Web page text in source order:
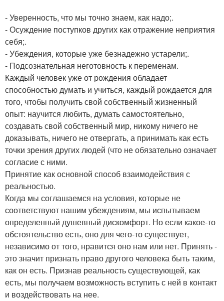
- Уверенность, что мы точно знаем, как надо;.
- Осуждение поступков других как отражение неприятия
себя;.
- Убеждения, которые уже безнадежно устарели;.
- Подсознательная неготовность к переменам.
Каждый человек уже от рождения обладает
способностью думать и учиться, каждый рождается для
того, чтобы получить свой собственный жизненный
опыт: научится любить, думать самостоятельно,
создавать свой собственный мир, никому ничего не
доказывать, ничего не отвергать, а принимать как есть
точки зрения других людей (что не обязательно означает
согласие с ними.
Принятие как основной способ взаимодействия с
реальностью.
Когда мы соглашаемся на условия, которые не
соответствуют нашим убеждениям, мы испытываем
определенный душевный дискомфорт. Но если какое-то
обстоятельство есть, оно для чего-то существует,
независимо от того, нравится оно нам или нет. Принять -
это значит признать право другого человека быть таким,
как он есть. Признав реальность существующей, как
есть, мы получаем возможность вступить с ней в контакт
и воздействовать на нее.